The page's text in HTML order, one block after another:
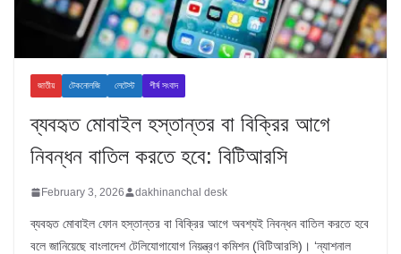
জাতীয় টেকনোলজি লেটেস্ট শীর্ষ সংবাদ
ব্যবহৃত মোবাইল হস্তান্তর বা বিক্রির আগে
নিবন্ধন বাতিল করতে হবে: বিটিআরসি
February 3, 2026 dakhinanchal desk
ব্যবহৃত মোবাইল ফোন হস্তান্তর বা বিক্রির আগে অবশ্যই নিবন্ধন বাতিল করতে হবে
বলে জানিয়েছে বাংলাদেশ টেলিযোগাযোগ নিয়ন্ত্রণ কমিশন (বিটিআরসি)। ‘ন্যাশনাল